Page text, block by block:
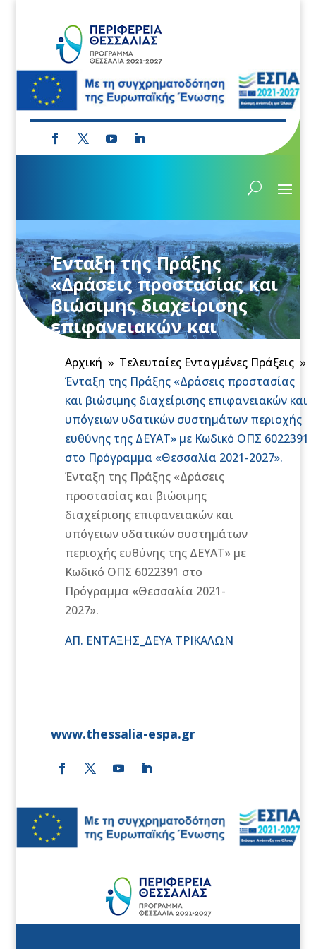
Ένταξη της Πράξης
«Δράσεις προστασίας και
βιώσιμης διαχείρισης
επιφανειακών και
υπόγειων υδατικών
συστημάτων περιοχής
ευθύνης της ΔΕΥΑΤ» με
Κωδικό ΟΠΣ 6022391 στο
Πρόγραμμα «Θεσσαλία
2021-2027».
Αρχική 9 Τελευταίες Ενταγμένες Πράξεις 9
Ένταξη της Πράξης «Δράσεις προστασίας
και βιώσιμης διαχείρισης επιφανειακών και
υπόγειων υδατικών συστημάτων περιοχής
ευθύνης της ΔΕΥΑΤ» με Κωδικό ΟΠΣ 6022391
στο Πρόγραμμα «Θεσσαλία 2021-2027».
Ένταξη της Πράξης «Δράσεις
προστασίας και βιώσιμης
διαχείρισης επιφανειακών και
υπόγειων υδατικών συστημάτων
περιοχής ευθύνης της ΔΕΥΑΤ» με
Κωδικό ΟΠΣ 6022391 στο
Πρόγραμμα «Θεσσαλία 2021-
2027».
ΑΠ. ΕΝΤΑΞΗΣ_ΔΕΥΑ ΤΡΙΚΑΛΩΝ
www.thessalia-espa.gr